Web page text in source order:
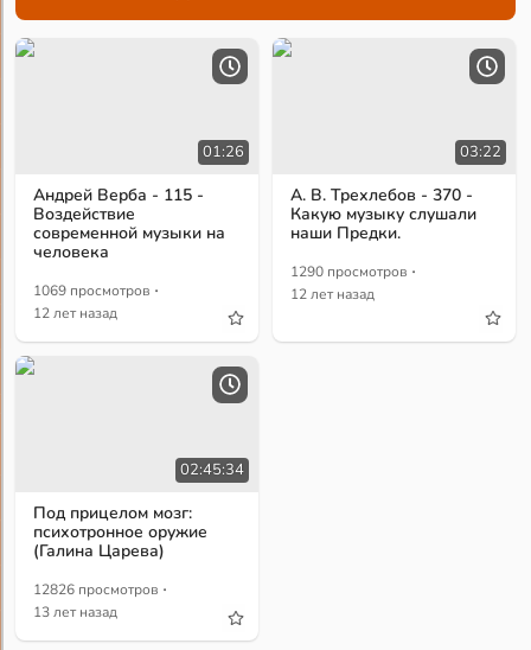
01:26
Андрей Верба - 115 -
Воздействие
современной музыки на
человека
1069 просмотров ·
12 лет назад
03:22
А. В. Трехлебов - 370 -
Какую музыку слушали
наши Предки.
1290 просмотров ·
12 лет назад
02:45:34
Под прицелом мозг:
психотронное оружие
(Галина Царева)
12826 просмотров ·
13 лет назад